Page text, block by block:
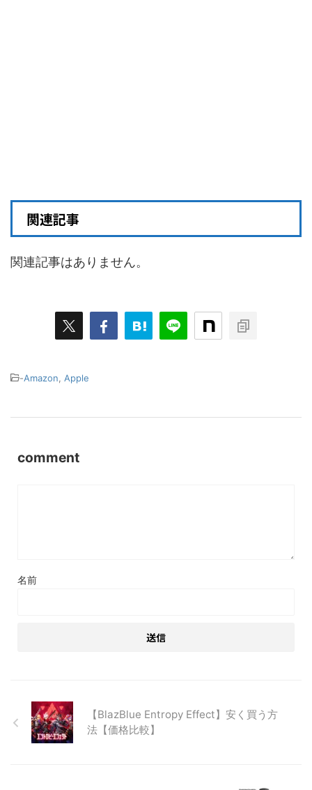
関連記事
関連記事はありません。
-Amazon Apple
comment
名前
【BlazBlue Entropy Effect】安く買う方
法【価格比較】